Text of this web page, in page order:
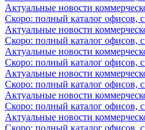
Актуальные новости
Скоро: полный каталог офисов,
Актуальные новости
Скоро: полный каталог офисов,
Актуальные новости
Скоро: полный каталог офисов,
Актуальные новости
Скоро: полный каталог офисов,
Актуальные новости
Скоро: полный каталог офисов,
Актуальные новости
Скоро: полный каталог офисов,